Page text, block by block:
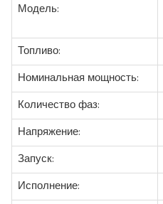
Модель:
Топливо:
Номинальная мощность:
Количество фаз:
Напряжение:
Запуск:
Исполнение: